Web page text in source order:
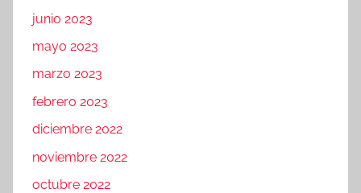
junio 2023
mayo 2023
marzo 2023
febrero 2023
diciembre 2022
noviembre 2022
octubre 2022